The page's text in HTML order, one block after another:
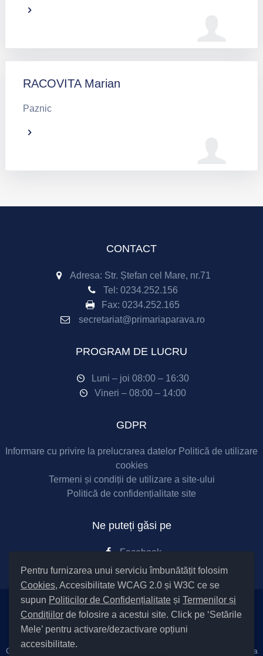
Pentru furnizarea unui serviciu îmbunătățit folosim
Cookies, Accesibilitate WCAG 2.0 și W3C ce se
supun Politicilor de Confidențialitate și Termenilor și
Condițiilor de folosire a acestui site. Click pe ‘Setările
Mele’ pentru activare/dezactivare opțiuni
accesibilitate.
RACOVITA Marian
Paznic
CONTACT
Adresa: Str. Ștefan cel Mare, nr.71
Tel: 0234.252.156
Fax: 0234.252.165
secretariat@primariaparava.ro
PROGRAM DE LUCRU
Luni – joi 08:00 – 16:30
Vineri – 08:00 – 14:00
GDPR
Informare cu privire la prelucrarea datelor Politică de utilizare
cookies
Termeni și condiții de utilizare a site-ului
Politică de confidențialitate site
Ne puteți găsi pe
Facebook
Setări Cookies și Accesibilitate
Cod Județ 4 / Județul Bacău / Tipul UAT – 14 – C – Comuna Parava